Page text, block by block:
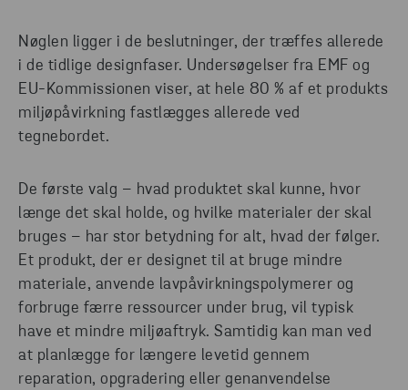
Nøglen ligger i de beslutninger, der træffes allerede
i de tidlige designfaser. Undersøgelser fra EMF og
EU-Kommissionen viser, at hele 80 % af et produkts
miljøpåvirkning fastlægges allerede ved
tegnebordet.
De første valg – hvad produktet skal kunne, hvor
længe det skal holde, og hvilke materialer der skal
bruges – har stor betydning for alt, hvad der følger.
Et produkt, der er designet til at bruge mindre
materiale, anvende lavpåvirkningspolymerer og
forbruge færre ressourcer under brug, vil typisk
have et mindre miljøaftryk. Samtidig kan man ved
at planlægge for længere levetid gennem
reparation, opgradering eller genanvendelse
KONTAKT STENA CIRCULAR CONSULTING HER